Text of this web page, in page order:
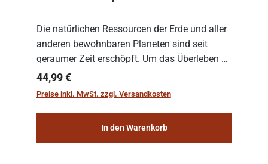
Die natürlichen Ressourcen der Erde und aller
anderen bewohnbaren Planeten sind seit
geraumer Zeit erschöpft. Um das Überleben zu
sichern, wurden die sogenannten
„Weltenschiffe“ gebaut. Auf diesen
Regulärer Preis:
44,99 €
Preise inkl. MwSt. zzgl. Versandkosten
In den Warenkorb